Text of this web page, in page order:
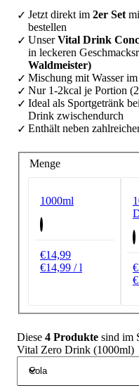
Jetzt direkt im 2er Set
bestellen
UnserVital Drink
in leckeren
Waldmeister)
Mischung mit Wasser
Nur 1-2kcal je Portion
Ideal als Sportgetränk
Drink zwischendurch
Enthält neben
Menge
1000ml
€14,99
€14,99 / l
Diese 4 Produkte sind im
Vital Zero Drink (1000ml)
Cola